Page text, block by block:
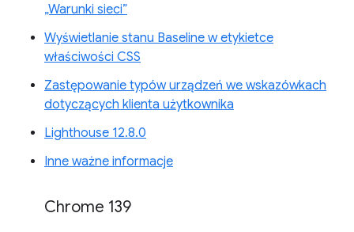
„Warunki sieci”
Wyświetlanie stanu Baseline w etykietce
właściwości CSS
Zastępowanie typów urządzeń we wskazówkach
dotyczących klienta użytkownika
Lighthouse 12.8.0
Inne ważne informacje
Chrome 139